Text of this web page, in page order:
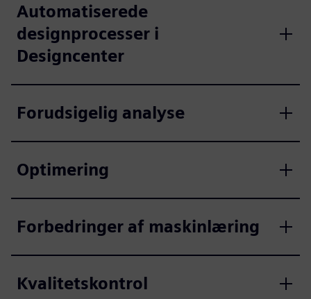
Automatiserede
designprocesser i
Designcenter
Forudsigelig analyse
Optimering
Forbedringer af maskinlæring
Kvalitetskontrol